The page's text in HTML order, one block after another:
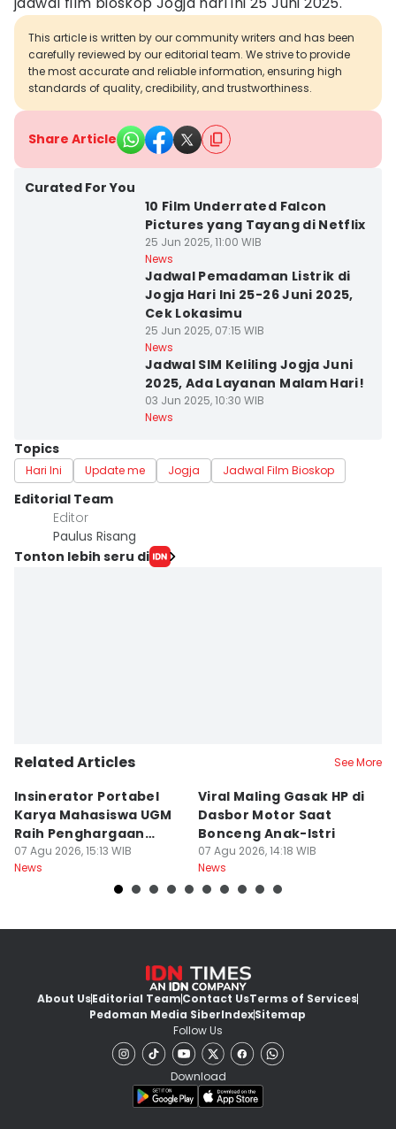
This article is written by our community writers and has been
carefully reviewed by our editorial team. We strive to provide
the most accurate and reliable information, ensuring high
standards of quality, credibility, and trustworthiness.
Share Article
Curated For You
10 Film Underrated Falcon
Pictures yang Tayang di Netflix
25 Jun 2025, 11:00 WIB
News
Jadwal Pemadaman Listrik di
Jogja Hari Ini 25-26 Juni 2025,
Cek Lokasimu
25 Jun 2025, 07:15 WIB
News
Jadwal SIM Keliling Jogja Juni
2025, Ada Layanan Malam Hari!
03 Jun 2025, 10:30 WIB
News
Topics
Hari Ini Update me Jogja Jadwal Film Bioskop
Editorial Team
Editor
Paulus Risang
Tonton lebih seru di
Related Articles See More
Insinerator Portabel
Karya Mahasiswa UGM
Raih Penghargaan
Internasional
07 Agu 2026, 15:13 WIB
News
Viral Maling Gasak HP di
Dasbor Motor Saat
Bonceng Anak-Istri
07 Agu 2026, 14:18 WIB
News
About UsEditorial TeamContact UsTerms of Services
Pedoman Media SiberIndexSitemap
Follow Us
Download